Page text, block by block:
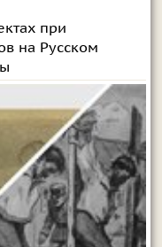
при
на Русском